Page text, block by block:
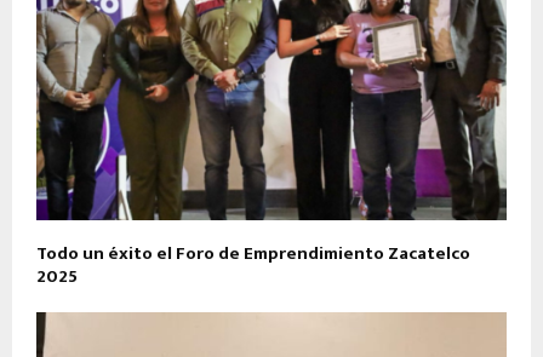
Todo un éxito el Foro de Emprendimiento Zacatelco
2025